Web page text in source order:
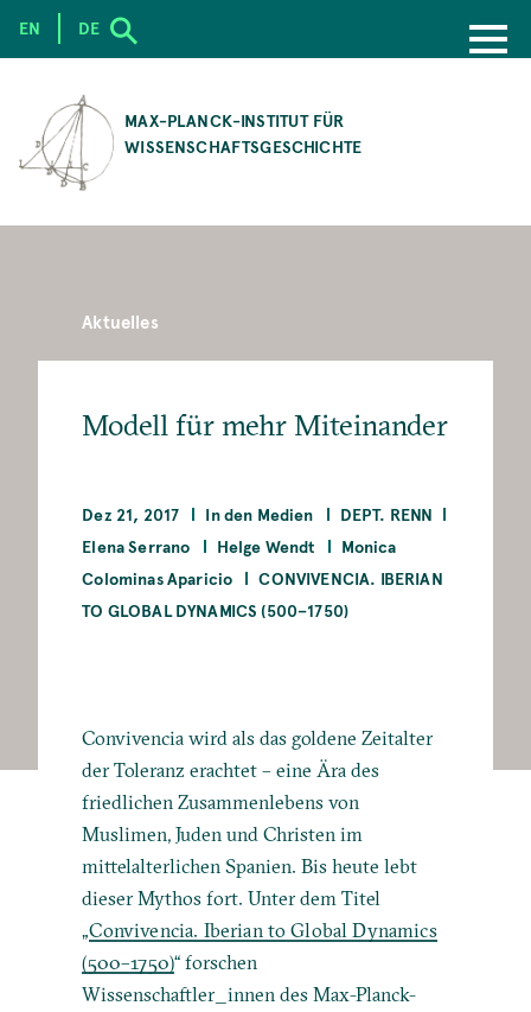
CONTENT
MAX-PLANCK-INSTITUT FÜR
WISSENSCHAFTSGESCHICHTE
EN DE
Aktuelles
Modell für mehr Miteinander
Dez 21, 2017 In den Medien
DEPT. RENN
Elena Serrano
Helge Wendt
Monica
Colominas Aparicio
CONVIVENCIA. IBERIAN
TO GLOBAL DYNAMICS (500–1750)
Convivencia wird als das goldene Zeitalter
der Toleranz erachtet – eine Ära des
friedlichen Zusammenlebens von
Muslimen, Juden und Christen im
mittelalterlichen Spanien. Bis heute lebt
dieser Mythos fort. Unter dem Titel
„Convivencia. Iberian to Global Dynamics
(500–1750)“forschen
Wissenschaftler_innen des Max-Planck-